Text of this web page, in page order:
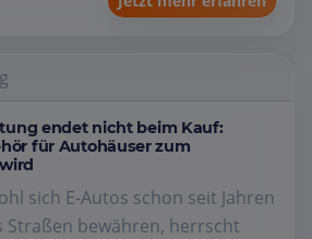
endet nicht beim Kauf:
für Autohäuser zum
sich E-Autos schon seit Jahren
Straßen bewähren, herrscht